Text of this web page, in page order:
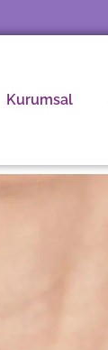
Kurumsal